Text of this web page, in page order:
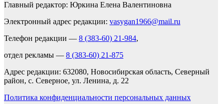
Главный редактор: Юркина Елена Валентиновна
Электронный адрес редакции: vasygan1966@mail.ru
Телефон редакции — 8 (383-60) 21-984,
отдел рекламы — 8 (383-60) 21-875
Адрес редакции: 632080, Новосибирская область, Северный
район, с. Северное, ул. Ленина, д. 22
Политика конфиденциальности персональных данных